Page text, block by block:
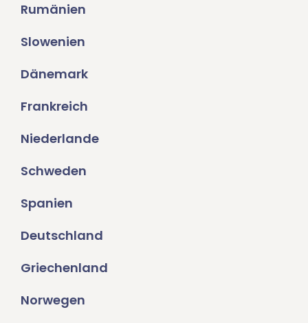
Rumänien
Slowenien
Dänemark
Frankreich
Niederlande
Schweden
Spanien
Deutschland
Griechenland
Norwegen